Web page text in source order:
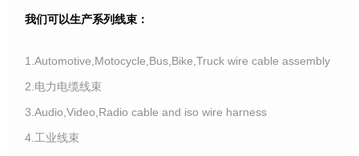
我们可以生产系列线束：
1.Automotive,Motocycle,Bus,Bike,Truck wire cable assembly
2.电力电缆线束
3.Audio,Video,Radio cable and iso wire harness
4.工业线束